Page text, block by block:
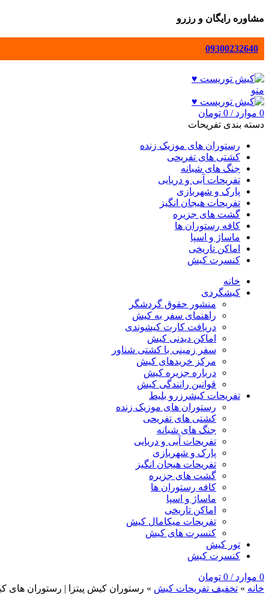
مشاوره رایگان و رزرو
09300232640
منو
0 موارد /
0 تومان
دسته بندی تفریحات
رستوران های موزیک زنده
کشتی های تفریحی
جنگ های شبانه
تفریحات آبی و دریایی
پارک و شهربازی
تفریحات هیجان انگیز
گشت های جزیره
کافه رستوران ها
ماساژ و اسپا
اماکن تاریخی
کنسرت کیش
خانه
کیشگردی
منشور حقوق گردشگر
راهنمای سفر به کیش
دریافت کارت کیشوندی
اماکن دیدنی کیش
سفر زمینی با کشتی شناور
مرکز خریدهای کیش
درباره جزیره کیش
قوانین رانندگی کیش
تفریحات کیشرزرو بلیط
رستوران های موزیک زنده
کشتی های تفریحی
جنگ های شبانه
تفریحات آبی و دریایی
پارک و شهربازی
تفریحات هیجان انگیز
گشت های جزیره
کافه رستوران ها
ماساژ و اسپا
اماکن تاریخی
تفریحات میکامال کیش
کنسرت های کیش
تور کیش
کنسرت کیش
0 موارد /
0 تومان
خانه » تخفيف تفريحات کيش » رستوران کیش پیتزا | رستوران های